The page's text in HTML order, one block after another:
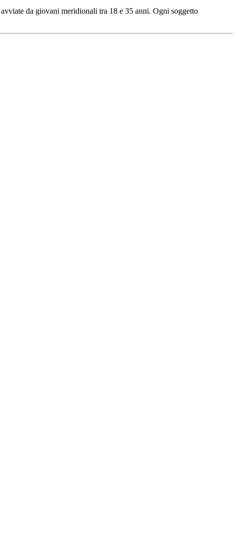
da giovani meridionali tra 18 e 35 anni. Ogni soggetto